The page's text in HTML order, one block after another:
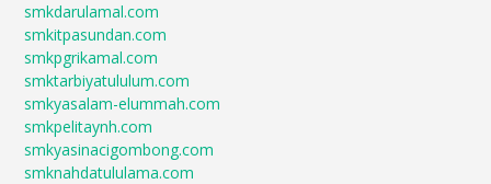
smkdarulamal.com
smkitpasundan.com
smkpgrikamal.com
smktarbiyatululum.com
smkyasalam-elummah.com
smkpelitaynh.com
smkyasinacigombong.com
smknahdatululama.com